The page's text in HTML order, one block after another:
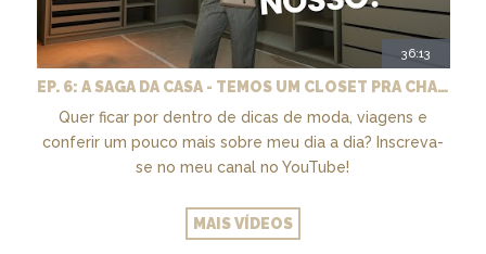
36:13
EP. 6: A SAGA DA CASA - TEMOS UM CLOSET PRA CHAMAR DE NOSSO + MARCENARIA E PAISAGISMO
Quer ficar por dentro de dicas de moda, viagens e
conferir um pouco mais sobre meu dia a dia? Inscreva-
se no meu canal no YouTube!
MAIS VÍDEOS